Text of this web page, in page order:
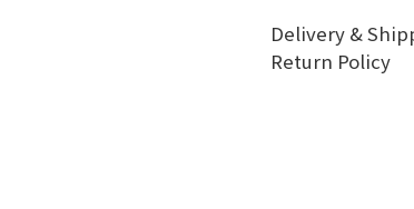
Delivery &
Return Policy